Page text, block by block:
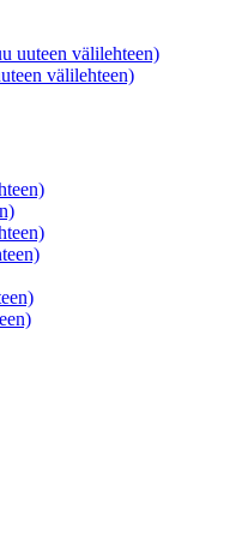
uuteen välilehteen)
välilehteen)